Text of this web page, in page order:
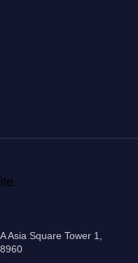
Asia Square Tower 1,